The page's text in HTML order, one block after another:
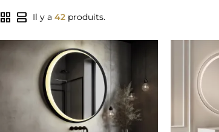
grid_view view_agenda Il y a 42produits.